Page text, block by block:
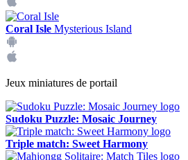
Coral Isle Mysterious Island
Jeux miniatures de portail
Sudoku Puzzle: Mosaic Journey
Triple match: Sweet Harmony